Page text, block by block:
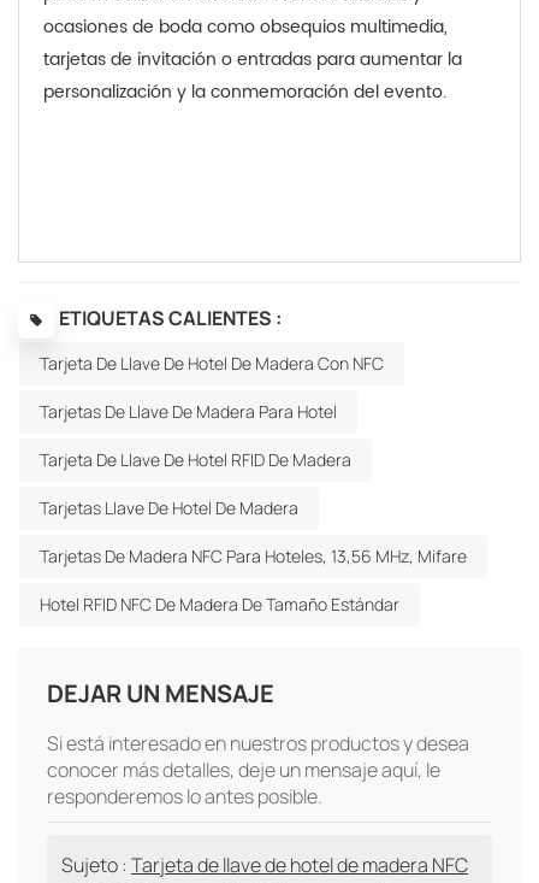
ocasiones de boda como obsequios multimedia,
tarjetas de invitación o entradas para aumentar la
personalización y la conmemoración del evento.
ETIQUETAS CALIENTES :
Tarjeta De Llave De Hotel De Madera Con NFC
Tarjetas De Llave De Madera Para Hotel
Tarjeta De Llave De Hotel RFID De Madera
Tarjetas Llave De Hotel De Madera
Tarjetas De Madera NFC Para Hoteles, 13,56 MHz, Mifare
Hotel RFID NFC De Madera De Tamaño Estándar
DEJAR UN MENSAJE
Si está interesado en nuestros productos y desea
conocer más detalles, deje un mensaje aquí, le
responderemos lo antes posible.
Sujeto : Tarjeta de llave de hotel de madera NFC